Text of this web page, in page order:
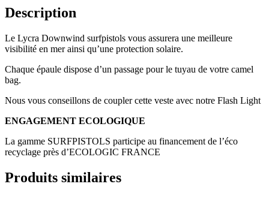
Description
Le Lycra Downwind surfpistols vous assurera une meilleure
visibilité en mer ainsi qu’une protection solaire.
Chaque épaule dispose d’un passage pour le tuyau de votre camel
bag.
Nous vous conseillons de coupler cette veste avec notre Flash Light
ENGAGEMENT ECOLOGIQUE
La gamme SURFPISTOLS participe au financement de l’éco
recyclage près d’ECOLOGIC FRANCE
Produits similaires